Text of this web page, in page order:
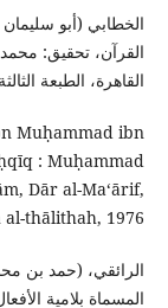
القرآن، تحقيق:
القاهرة، الطبعة الثالثة،
Muḥammad ibn
: Muḥammad
Dār al-Maʻārif,
thālithah, 1976.
المسماة بلامية